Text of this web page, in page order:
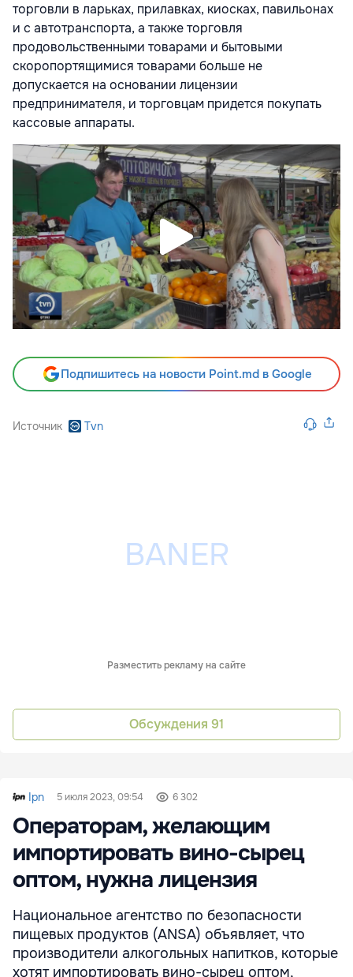
торговли в ларьках, прилавках, киосках, павильонах
и с автотранспорта, а также торговля
продовольственными товарами и бытовыми
скоропортящимися товарами больше не
допускается на основании лицензии
предпринимателя, и торговцам придется покупать
кассовые аппараты.
Подпишитесь на новости Point.md в Google
Источник Tvn
Разместить рекламу на сайте
Обсуждения 91
Ipn 5 июля 2023, 09:54 6 302
Операторам, желающим
импортировать вино-сырец
оптом, нужна лицензия
Национальное агентство по безопасности
пищевых продуктов (ANSA) объявляет, что
производители алкогольных напитков, которые
хотят импортировать вино-сырец оптом,